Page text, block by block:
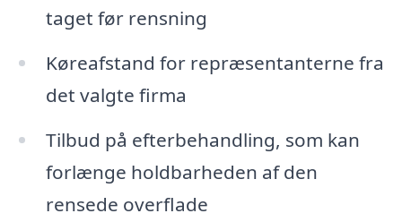
taget før rensning
Køreafstand for repræsentanterne fra
det valgte firma
Tilbud på efterbehandling, som kan
forlænge holdbarheden af den
rensede overflade